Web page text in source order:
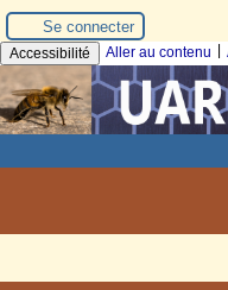
Se connecter
Accessibilité Aller au contenu